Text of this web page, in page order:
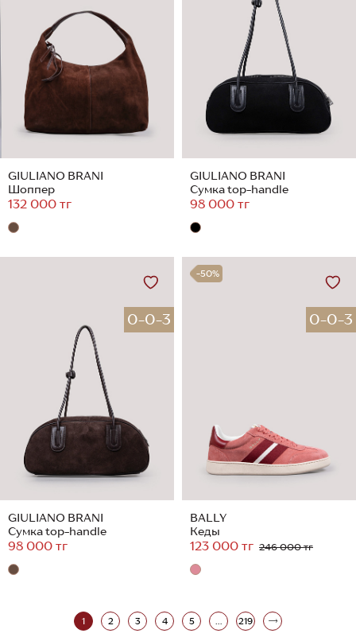
GIULIANO BRANI
Шоппер
132 000 тг
GIULIANO BRANI
Сумка top-handle
98 000 тг
0-0-3
GIULIANO BRANI
Сумка top-handle
98 000 тг
-50%
0-0-3
BALLY
Кеды
123 000 тг 246 000 тг
1 2 3 4 5 ... 219